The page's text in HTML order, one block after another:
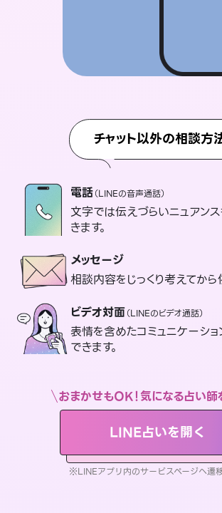
チャット以外の相談方
電話（LINEの音声通話）
文字では伝えづらいニュアン
きます。
メッセージ
相談内容をじっくり考えてから
ビデオ対面（LINEのビデオ通話）
表情を含めたコミュニケーシ
できます。
おまかせもOK！気になる占い師
LINE占いを開く
※LINEアプリ内のサービスページへ遷